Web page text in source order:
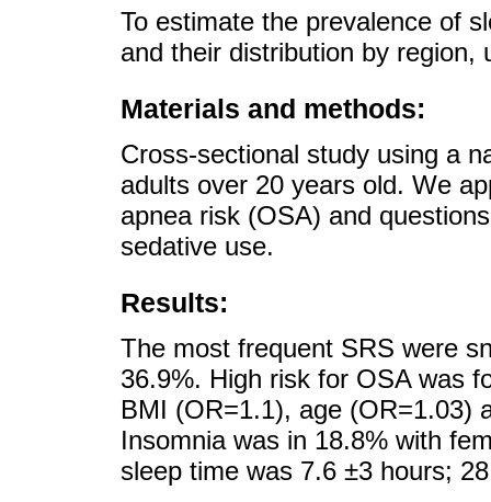
To estimate the prevalence of
and their distribution by region,
Materials and methods:
Cross-sectional study using a
adults over 20 years old. We
apnea risk (OSA) and
sedative use.
Results:
The most frequent SRS were
36.9%. High risk for OSA was
BMI (OR=1.1), age (OR=1.03)
Insomnia was in 18.8% with
sleep time was 7.6 ±3 hours;